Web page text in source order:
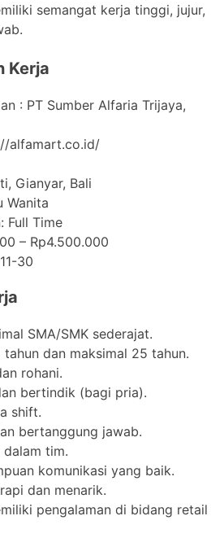
semangat kerja tinggi, jujur,
Kerja
: PT Sumber Alfaria Trijaya,
alfamart.co.id/
Gianyar, Bali
Wanita
Full Time
– Rp4.500.000
30
SMA/SMK sederajat.
tahun dan maksimal 25 tahun.
rohani.
bertindik (bagi pria).
shift.
bertanggung jawab.
dalam tim.
komunikasi yang baik.
dan menarik.
pengalaman di bidang retail